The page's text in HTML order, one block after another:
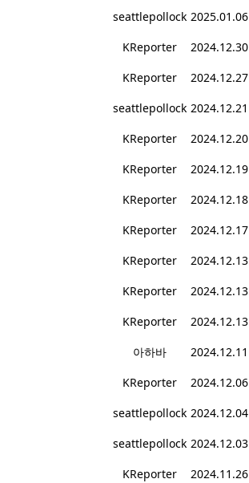
seattlepollock 2025.01.06
KReporter 2024.12.30
KReporter 2024.12.27
seattlepollock 2024.12.21
KReporter 2024.12.20
KReporter 2024.12.19
KReporter 2024.12.18
KReporter 2024.12.17
KReporter 2024.12.13
KReporter 2024.12.13
KReporter 2024.12.13
아하바 2024.12.11
KReporter 2024.12.06
seattlepollock 2024.12.04
seattlepollock 2024.12.03
KReporter 2024.11.26